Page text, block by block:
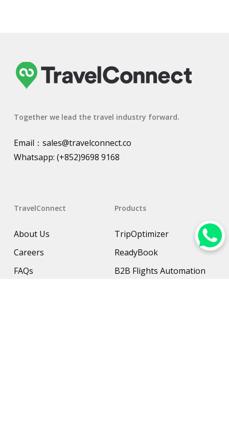
Together we lead the travel industry forward.
Email： sales@travelconnect.co
Whatsapp: (+852)9698 9168
TravelConnect
About Us
Careers
FAQs
Products
TripOptimizer
ReadyBook
B2B Flights Automation